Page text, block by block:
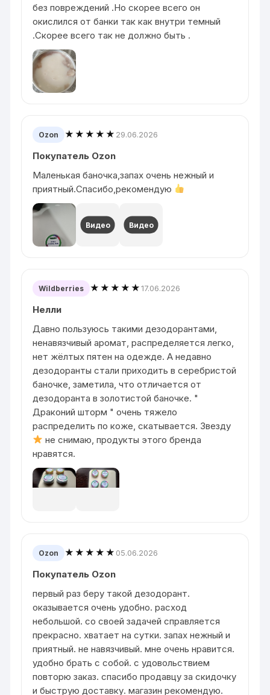
без повреждений .Но скорее всего он
окислился от банки так как внутри темный
.Скорее всего так не должно быть .
Ozon ★★★★★ 29.06.2026
Покупатель Ozon
Маленькая баночка,запах очень нежный и
приятный.Спасибо,рекомендую
Видео Видео
Wildberries ★★★★★17.06.2026
Нелли
Давно пользуюсь такими дезодорантами,
ненавязчивый аромат, распределяется легко,
нет жёлтых пятен на одежде. А недавно
дезодоранты стали приходить в серебристой
баночке, заметила, что отличается от
дезодоранта в золотистой баночке. "
Драконий шторм " очень тяжело
распределить по коже, скатывается. Звезду
не снимаю, продукты этого бренда
нравятся.
Ozon ★★★★★ 05.06.2026
Покупатель Ozon
первый раз беру такой дезодорант.
оказывается очень удобно. расход
небольшой. со своей задачей справляется
прекрасно. хватает на сутки. запах нежный и
приятный. не навязчивый. мне очень нравится.
удобно брать с собой. с удовольствием
повторю заказ. спасибо продавцу за скидочку
и быструю доставку. магазин рекомендую.